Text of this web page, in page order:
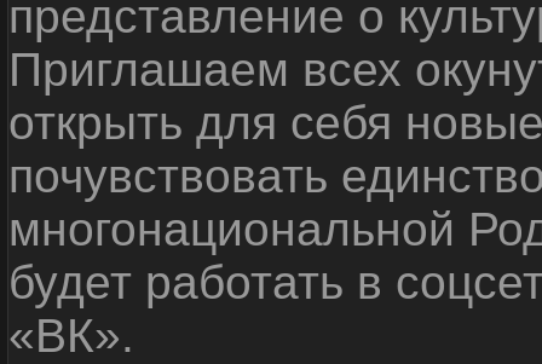
представление о
Приглашаем всех
открыть для себя
почувствовать
многонациональной
будет работать в
«ВК».